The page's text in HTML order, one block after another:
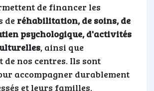
de financer les
de réhabilitation, de soins, de
psychologique, d'activités
, ainsi que
de nos centres. Ils sont
accompagner durablement
et leurs familles.